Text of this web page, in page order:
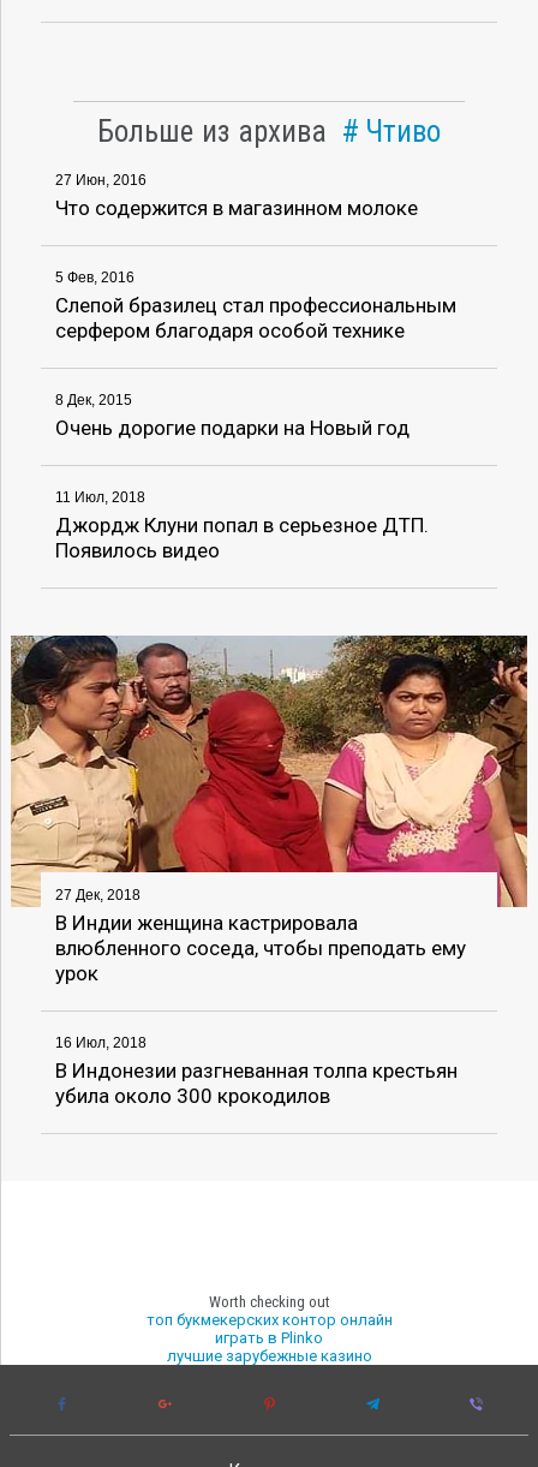
Больше из архива Чтиво
27 Июн, 2016
Что содержится в магазинном молоке
5 Фев, 2016
Слепой бразилец стал профессиональным
серфером благодаря особой технике
8 Дек, 2015
Очень дорогие подарки на Новый год
11 Июл, 2018
Джордж Клуни попал в серьезное ДТП.
Появилось видео
27 Дек, 2018
В Индии женщина кастрировала
влюбленного соседа, чтобы преподать ему
урок
16 Июл, 2018
В Индонезии разгневанная толпа крестьян
убила около 300 крокодилов
Worth checking out
топ букмекерских контор онлайн
играть в Plinko
лучшие зарубежные казино